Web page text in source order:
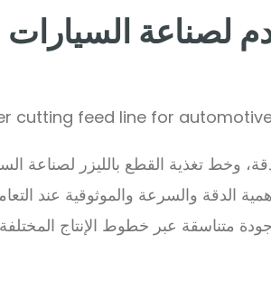
لصناعة
وخط تغذية القطع بالليزر لصناعة
الدقة والسرعة والموثوقية عند
متناسقة عبر خطوط الإنتاج